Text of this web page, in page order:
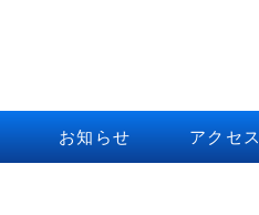
お知らせ アクセス